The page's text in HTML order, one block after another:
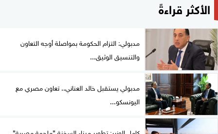
الأكثر قراءةً
مدبولي: التزام الحكومة بمواصلة أوجه التعاون
والتنسيق الوثيق...
مدبولي يستقبل خالد العناني.. تعاون مصري مع
اليونسكو...